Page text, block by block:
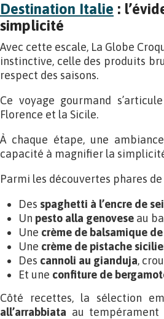
Destination Italie :
simplicité
Avec cette escale, La Globe
instinctive, celle des produits
respect des saisons.
Ce voyage gourmand
Florence et la Sicile.
À chaque étape, une
capacité à magnifier la
Parmi les découvertes phares
Des spaghetti à l’encre de
Un pesto alla genovese au
Une crème de balsamique
Une crème de pistache
Des cannoli au gianduja,
Et une confiture de
Côté recettes, la sélection
all’arrabbiata au